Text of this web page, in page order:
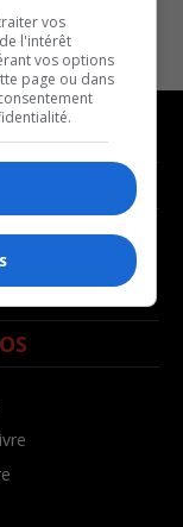
vos
l'intérêt
vos options
page ou dans